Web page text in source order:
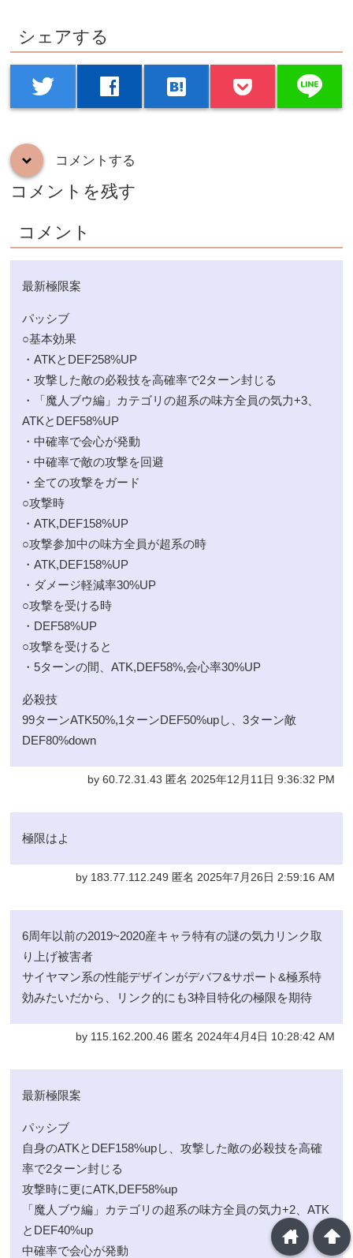
シェアする
twitter facebook hatenabookmark line
down コメントする
コメントを残す
コメント
最新極限案
パッシブ
○基本効果
・ATKとDEF258%UP
・攻撃した敵の必殺技を高確率で2ターン封じる
・「魔人ブウ編」カテゴリの超系の味方全員の気力+3、
ATKとDEF58%UP
・中確率で会心が発動
・中確率で敵の攻撃を回避
・全ての攻撃をガード
○攻撃時
・ATK,DEF158%UP
○攻撃参加中の味方全員が超系の時
・ATK,DEF158%UP
・ダメージ軽減率30%UP
○攻撃を受ける時
・DEF58%UP
○攻撃を受けると
・5ターンの間、ATK,DEF58%,会心率30%UP
必殺技
99ターンATK50%,1ターンDEF50%upし、3ターン敵
DEF80%down
by 60.72.31.43 匿名 2025年12月11日 9:36:32 PM
極限はよ
by 183.77.112.249 匿名 2025年7月26日 2:59:16 AM
6周年以前の2019~2020産キャラ特有の謎の気力リンク取
り上げ被害者
サイヤマン系の性能デザインがデバフ&サポート&極系特
効みたいだから、リンク的にも3枠目特化の極限を期待
by 115.162.200.46 匿名 2024年4月4日 10:28:42 AM
最新極限案
パッシブ
自身のATKとDEF158%upし、攻撃した敵の必殺技を高確
率で2ターン封じる
攻撃時に更にATK,DEF58%up
「魔人ブウ編」カテゴリの超系の味方全員の気力+2、ATK
とDEF40%up
中確率で会心が発動
arrowup
home